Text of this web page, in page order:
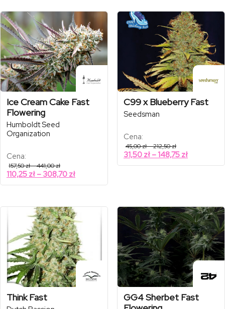
Ice Cream Cake Fast
Flowering
Humboldt Seed
Organization
Cena:
157,50zł–441,00złZakres
cen:
od
157,50 zł
110,25 zł – 308,70 złZakres
cen:
do
308,70 zł
C99 x Blueberry Fast
Seedsman
Cena:
45,00zł–212,50złZakres
cen:
od
45,00 zł
31,50 zł – 148,75 złZakres
cen:
Think Fast
GG4 Sherbet Fast